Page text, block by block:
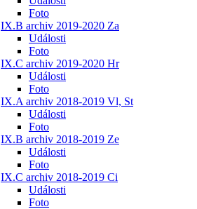
Foto
IX.B archiv 2019-2020 Za
Události
Foto
IX.C archiv 2019-2020 Hr
Události
Foto
IX.A archiv 2018-2019 Vl, St
Události
Foto
IX.B archiv 2018-2019 Ze
Události
Foto
IX.C archiv 2018-2019 Ci
Události
Foto